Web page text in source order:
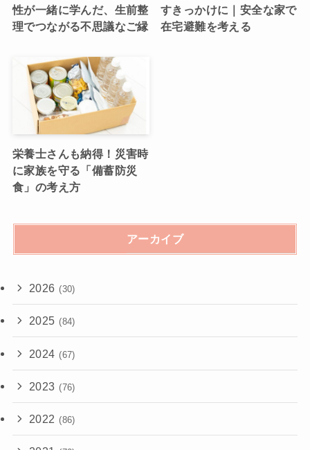
性が一緒に学んだ、生前整
理でつながる不思議なご縁
すきっかけに｜安全な家で
在宅避難を考える
栄養士さんも納得！災害時
に家族を守る「備蓄防災
食」の考え方
アーカイブ
2026 (30)
2025 (84)
2024 (67)
2023 (76)
2022 (86)